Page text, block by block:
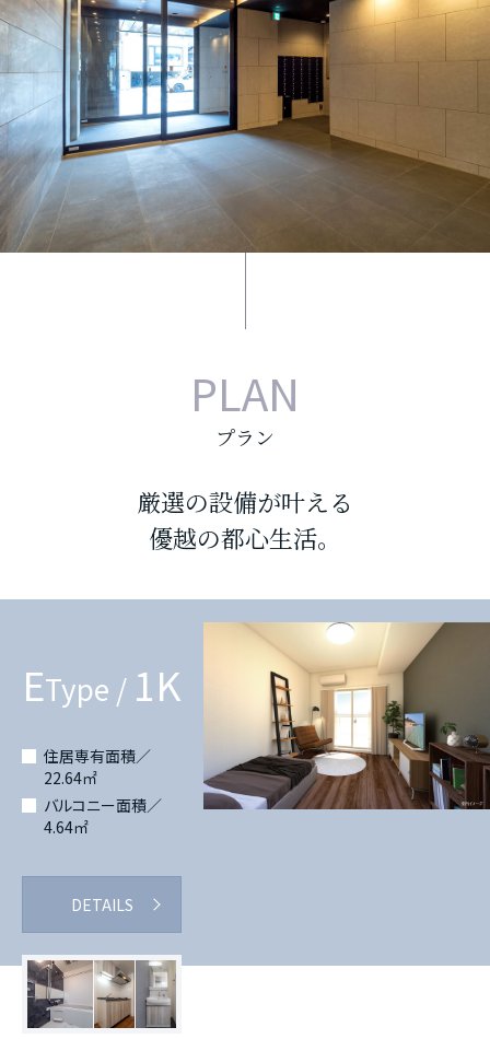
PLAN
プラン
厳選の設備が叶える
優越の都心生活。
EType / 1K
住居専有面積／
22.64㎡
バルコニー面積／
4.64㎡
DETAILS